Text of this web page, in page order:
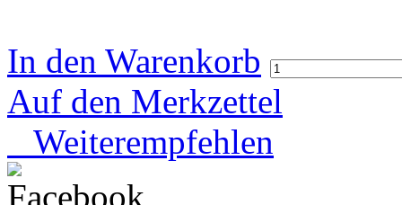
In den Warenkorb
Auf den Merkzettel
Weiterempfehlen